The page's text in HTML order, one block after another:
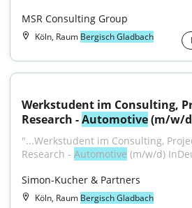
MSR Consulting Group
Köln, Raum Bergisch Gladbach
Werkstudent im Consulting,
Research - Automotive (m/w/
"...Werkstudent im Consulting,
Research - Automotive (m/w/d)
Simon-Kucher & Partners
Köln, Raum Bergisch Gladbach